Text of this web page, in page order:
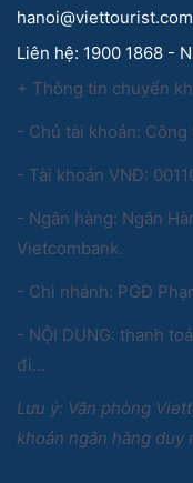
hanoi@viettourist.com
Liên hệ: 1900 1868 -
+ Thông tin chuyển
- Chủ tài khoản:
- Tài khoản VNĐ:
- Ngân hàng: Ngân
Vietcombank.
- Chi nhánh: PGĐ
- NỘI DUNG: thanh
đi...
Lưu ý: Văn phòng
khoản ngân hàng duy